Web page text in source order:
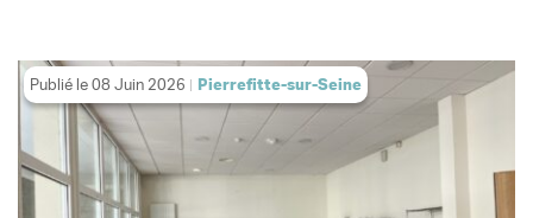
Publié le 08 Juin 2026 Pierrefitte-sur-Seine